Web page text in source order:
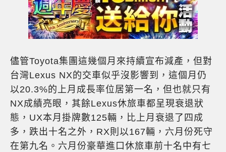
儘管Toyota集團這幾個月來持續宣布減產，但對
台灣Lexus NX的交車似乎沒影響到，這個月仍
以20.3%的上月成長率位居第一名，但也就只有
NX成績亮眼，其餘Lexus休旅車都呈現衰退狀
態，UX本月掛牌數125輛，比上月衰退了四成
多，跌出十名之外，RX則以167輛，六月份死守
在第九名。六月份豪華進口休旅車前十名中有七